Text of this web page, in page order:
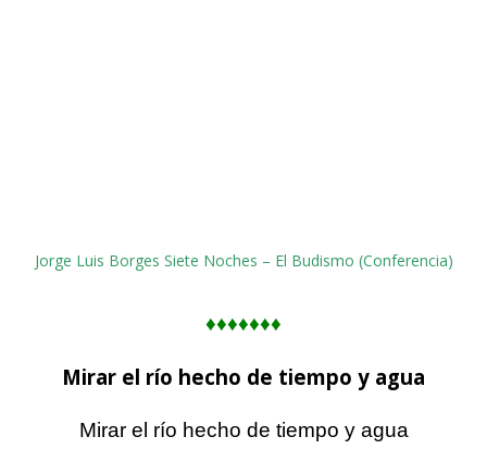
Jorge Luis Borges Siete Noches – El Budismo (Conferencia)
♦♦♦♦♦♦♦
Mirar el río hecho de tiempo y agua
Mirar el río hecho de tiempo y agua